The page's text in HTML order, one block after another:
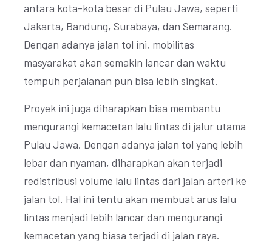
antara kota-kota besar di Pulau Jawa, seperti
Jakarta, Bandung, Surabaya, dan Semarang.
Dengan adanya jalan tol ini, mobilitas
masyarakat akan semakin lancar dan waktu
tempuh perjalanan pun bisa lebih singkat.
Proyek ini juga diharapkan bisa membantu
mengurangi kemacetan lalu lintas di jalur utama
Pulau Jawa. Dengan adanya jalan tol yang lebih
lebar dan nyaman, diharapkan akan terjadi
redistribusi volume lalu lintas dari jalan arteri ke
jalan tol. Hal ini tentu akan membuat arus lalu
lintas menjadi lebih lancar dan mengurangi
kemacetan yang biasa terjadi di jalan raya.